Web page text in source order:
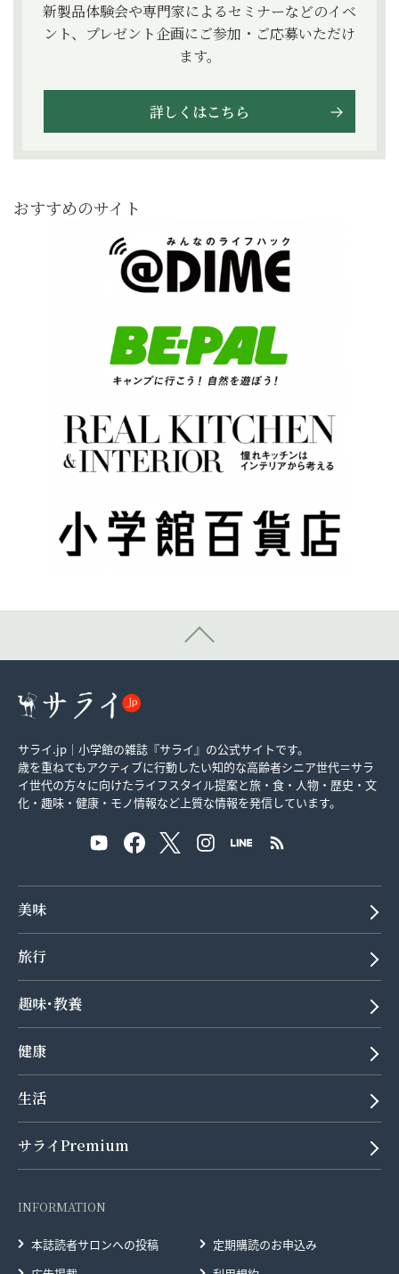
新製品体験会や専門家によるセミナーなどのイベ
ント、プレゼント企画にご参加・ご応募いただけ
ます。
詳しくはこちら
おすすめのサイト
サライ.jp｜小学館の雑誌『サライ』の公式サイトです。
歳を重ねてもアクティブに行動したい知的な高齢者シニア世代＝サラ
イ世代の方々に向けたライフスタイル提案と旅・食・人物・歴史・文
化・趣味・健康・モノ情報など上質な情報を発信しています。
美味
旅行
趣味･教養
健康
生活
サライPremium
INFORMATION
本誌読者サロンへの投稿
定期購読のお申込み